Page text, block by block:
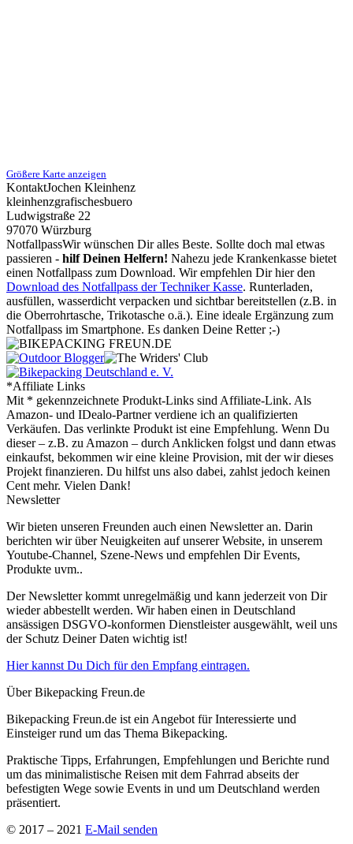
Größere Karte anzeigen
KontaktJochen Kleinhenz
kleinhenzgrafischesbuero
Ludwigstraße 22
97070 Würzburg
NotfallpassWir wünschen Dir alles Beste. Sollte doch mal etwas
passieren - hilf Deinen Helfern! Nahezu jede Krankenkasse bietet
einen Notfallpass zum Download. Wir empfehlen Dir hier den
Download des Notfallpass der Techniker Kasse. Runterladen,
ausfüllen, wasserdicht verpacken und sichtbar bereitstellen (z.B. in
die Oberrohrtasche, Trikotasche o.ä.). Eine ideale Ergänzung zum
Notfallpass im Smartphone. Es danken Deine Retter ;-)
*Affiliate Links
Mit * gekennzeichnete Produkt-Links sind Affiliate-Link. Als
Amazon- und IDealo-Partner verdiene ich an qualifizierten
Verkäufen. Das verlinkte Produkt ist eine Empfehlung. Wenn Du
dieser – z.B. zu Amazon – durch Anklicken folgst und dann etwas
einkaufst, bekommen wir eine kleine Provision, mit der wir dieses
Projekt finanzieren. Du hilfst uns also dabei, zahlst jedoch keinen
Cent mehr. Vielen Dank!
Newsletter
Wir bieten unseren Freunden auch einen Newsletter an. Darin
berichten wir über Neuigkeiten auf unserer Website, in unserem
Youtube-Channel, Szene-News und empfehlen Dir Events,
Produkte uvm..
Der Newsletter kommt unregelmäßig und kann jederzeit von Dir
wieder abbestellt werden. Wir haben einen in Deutschland
ansässigen DSGVO-konformen Dienstleister ausgewählt, weil uns
der Schutz Deiner Daten wichtig ist!
Hier kannst Du Dich für den Empfang eintragen.
Über Bikepacking Freun.de
Bikepacking Freun.de ist ein Angebot für Interessierte und
Einsteiger rund um das Thema Bikepacking.
Praktische Tipps, Erfahrungen, Empfehlungen und Berichte rund
um das minimalistische Reisen mit dem Fahrrad abseits der
befestigten Wege sowie Events in und um Deutschland werden
präsentiert.
© 2017 – 2021 E-Mail senden